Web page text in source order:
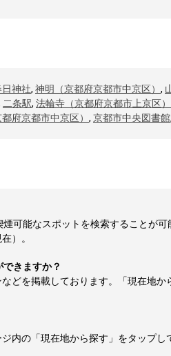
神社, 神明（京都府京都市中京区） ,
二条駅, 法輪寺（京都府京都市上京区）
府京都市中京区） , 京都市中央図書館,
可能なスポットを検索することが
）。
きますか？
どを掲載しております。「現在地
内の「現在地から探す」をタップ